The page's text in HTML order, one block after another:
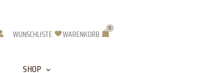
WUNSCHLISTE WARENKORB
0
Warenkorb
SHOP